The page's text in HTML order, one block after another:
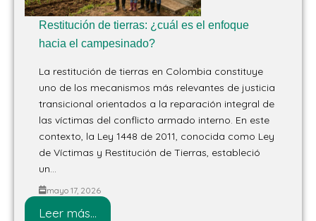
Restitución de tierras: ¿cuál es el enfoque
hacia el campesinado?
La restitución de tierras en Colombia constituye
uno de los mecanismos más relevantes de justicia
transicional orientados a la reparación integral de
las víctimas del conflicto armado interno. En este
contexto, la Ley 1448 de 2011, conocida como Ley
de Víctimas y Restitución de Tierras, estableció
un...
mayo 17, 2026
Leer más...